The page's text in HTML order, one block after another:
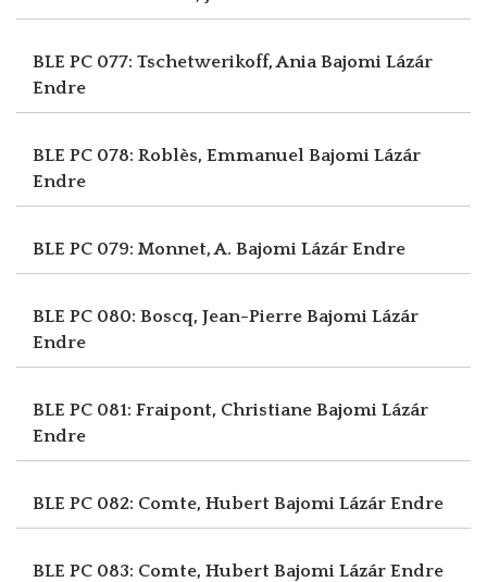
BLE PC 077: Tschetwerikoff, AniaBajomi Lázár
Endre
BLE PC 078: Roblès, Emmanuel Bajomi Lázár
Endre
BLE PC 079: Monnet, A. Bajomi Lázár Endre
BLE PC 080: Boscq, Jean-Pierre Bajomi Lázár
Endre
BLE PC 081: Fraipont, Christiane Bajomi Lázár
Endre
BLE PC 082: Comte, Hubert Bajomi Lázár Endre
BLE PC 083: Comte, Hubert Bajomi Lázár Endre